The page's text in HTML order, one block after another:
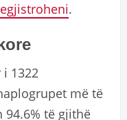
.
1322
më të
të gjithë